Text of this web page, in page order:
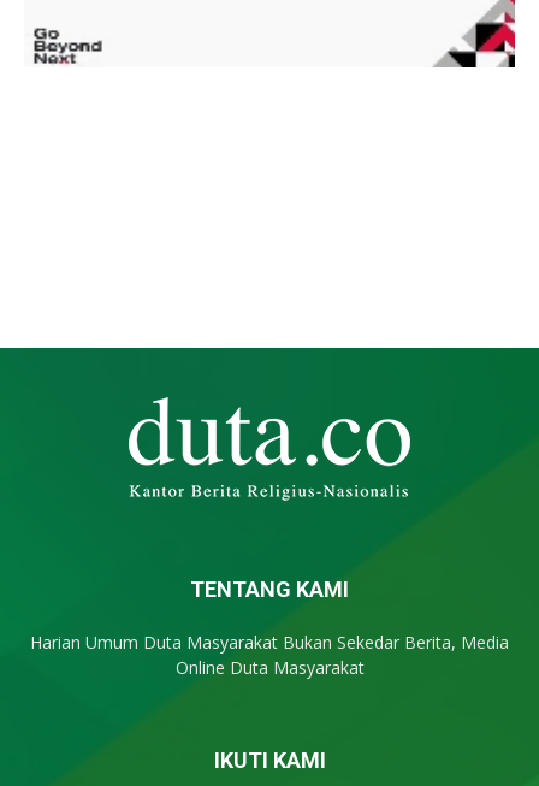
TENTANG KAMI
Harian Umum Duta Masyarakat Bukan Sekedar Berita, Media
Online Duta Masyarakat
IKUTI KAMI